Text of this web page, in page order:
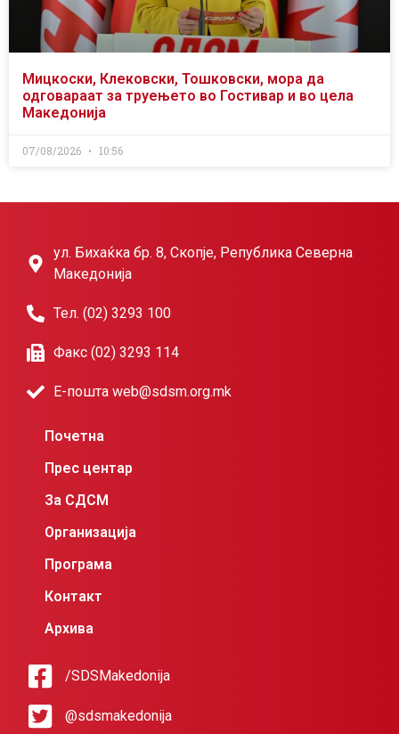
Мицкоски, Клековски, Тошковски, мора да
одговараат за труењето во Гостивар и во цела
Македонија
07/08/2026 10:56
ул. Бихаќка бр. 8, Скопје, Република Северна
Македонија
Тел. (02) 3293 100
Факс (02) 3293 114
Е-пошта web@sdsm.org.mk
Почетна
Прес центар
За СДСМ
Организација
Програма
Контакт
Архива
/SDSMakedonija
@sdsmakedonija